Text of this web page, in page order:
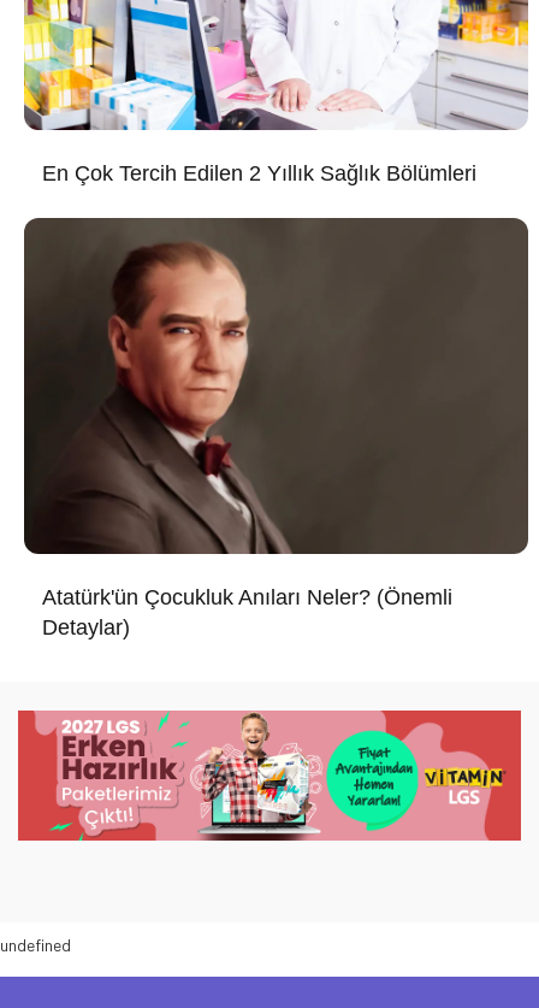
En Çok Tercih Edilen 2 Yıllık Sağlık Bölümleri
Atatürk'ün Çocukluk Anıları Neler? (Önemli
Detaylar)
undefined